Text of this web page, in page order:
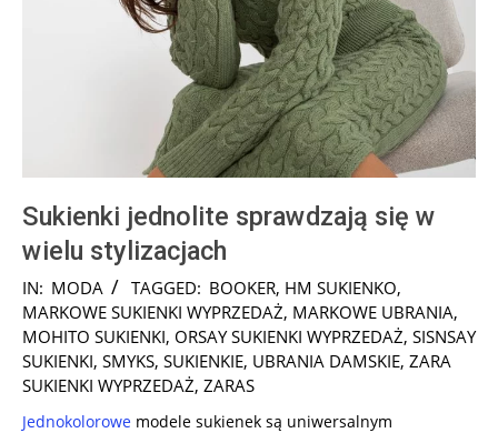
Sukienki jednolite sprawdzają się w
wielu stylizacjach
2024-
12-
13
IN: MODA TAGGED: BOOKER, HM SUKIENKO,
MARKOWE SUKIENKI WYPRZEDAŻ, MARKOWE UBRANIA,
MOHITO SUKIENKI, ORSAY SUKIENKI WYPRZEDAŻ, SISNSAY
SUKIENKI, SMYKS, SUKIENKIE, UBRANIA DAMSKIE, ZARA
SUKIENKI WYPRZEDAŻ, ZARAS
Jednokolorowe modele sukienek są uniwersalnym